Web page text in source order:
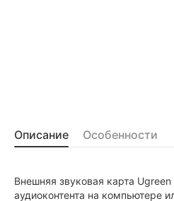
Описание Особенности
Внешняя звуковая карта
аудиоконтента на компьютере